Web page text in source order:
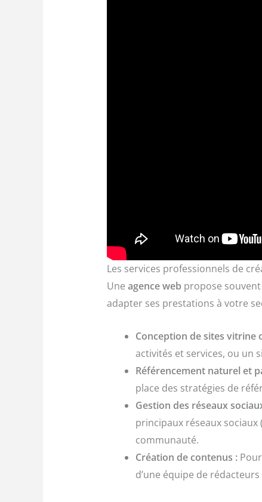
Les services professionnels de
Une agence web propose
adapter ses prestations à votre
Conception de sites vitrine
activités et services, ou un
Référencement naturel et
place des stratégies de
Gestion des réseaux
principaux réseaux
communauté.
Création de contenus :Pour
d’une équipe de